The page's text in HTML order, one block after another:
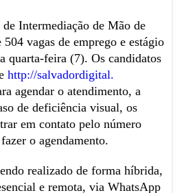
Intermediação de Mão de
vagas de emprego e estágio
quarta-feira (7). Os candidatos
http://salvadordigital.
agendar o atendimento, a
de deficiência visual, os
em contato pelo número
o agendamento.
realizado de forma híbrida,
e remota, via WhatsApp